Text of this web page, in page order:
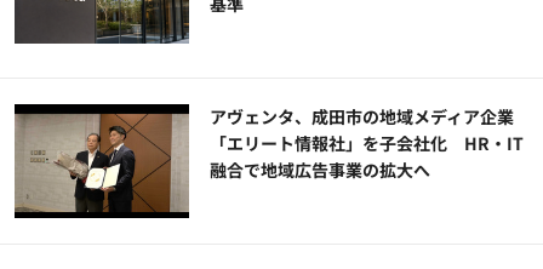
アヴェンタ、成田市の地域メディア企業
「エリート情報社」を子会社化 HR・IT
融合で地域広告事業の拡大へ